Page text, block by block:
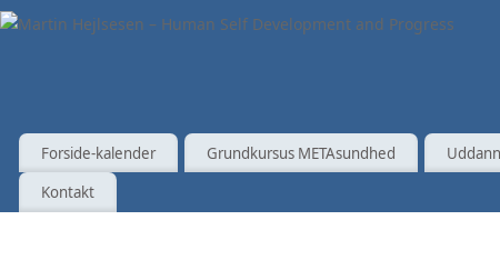
Forside-kalender Grundkursus METAsundhed
Kontakt